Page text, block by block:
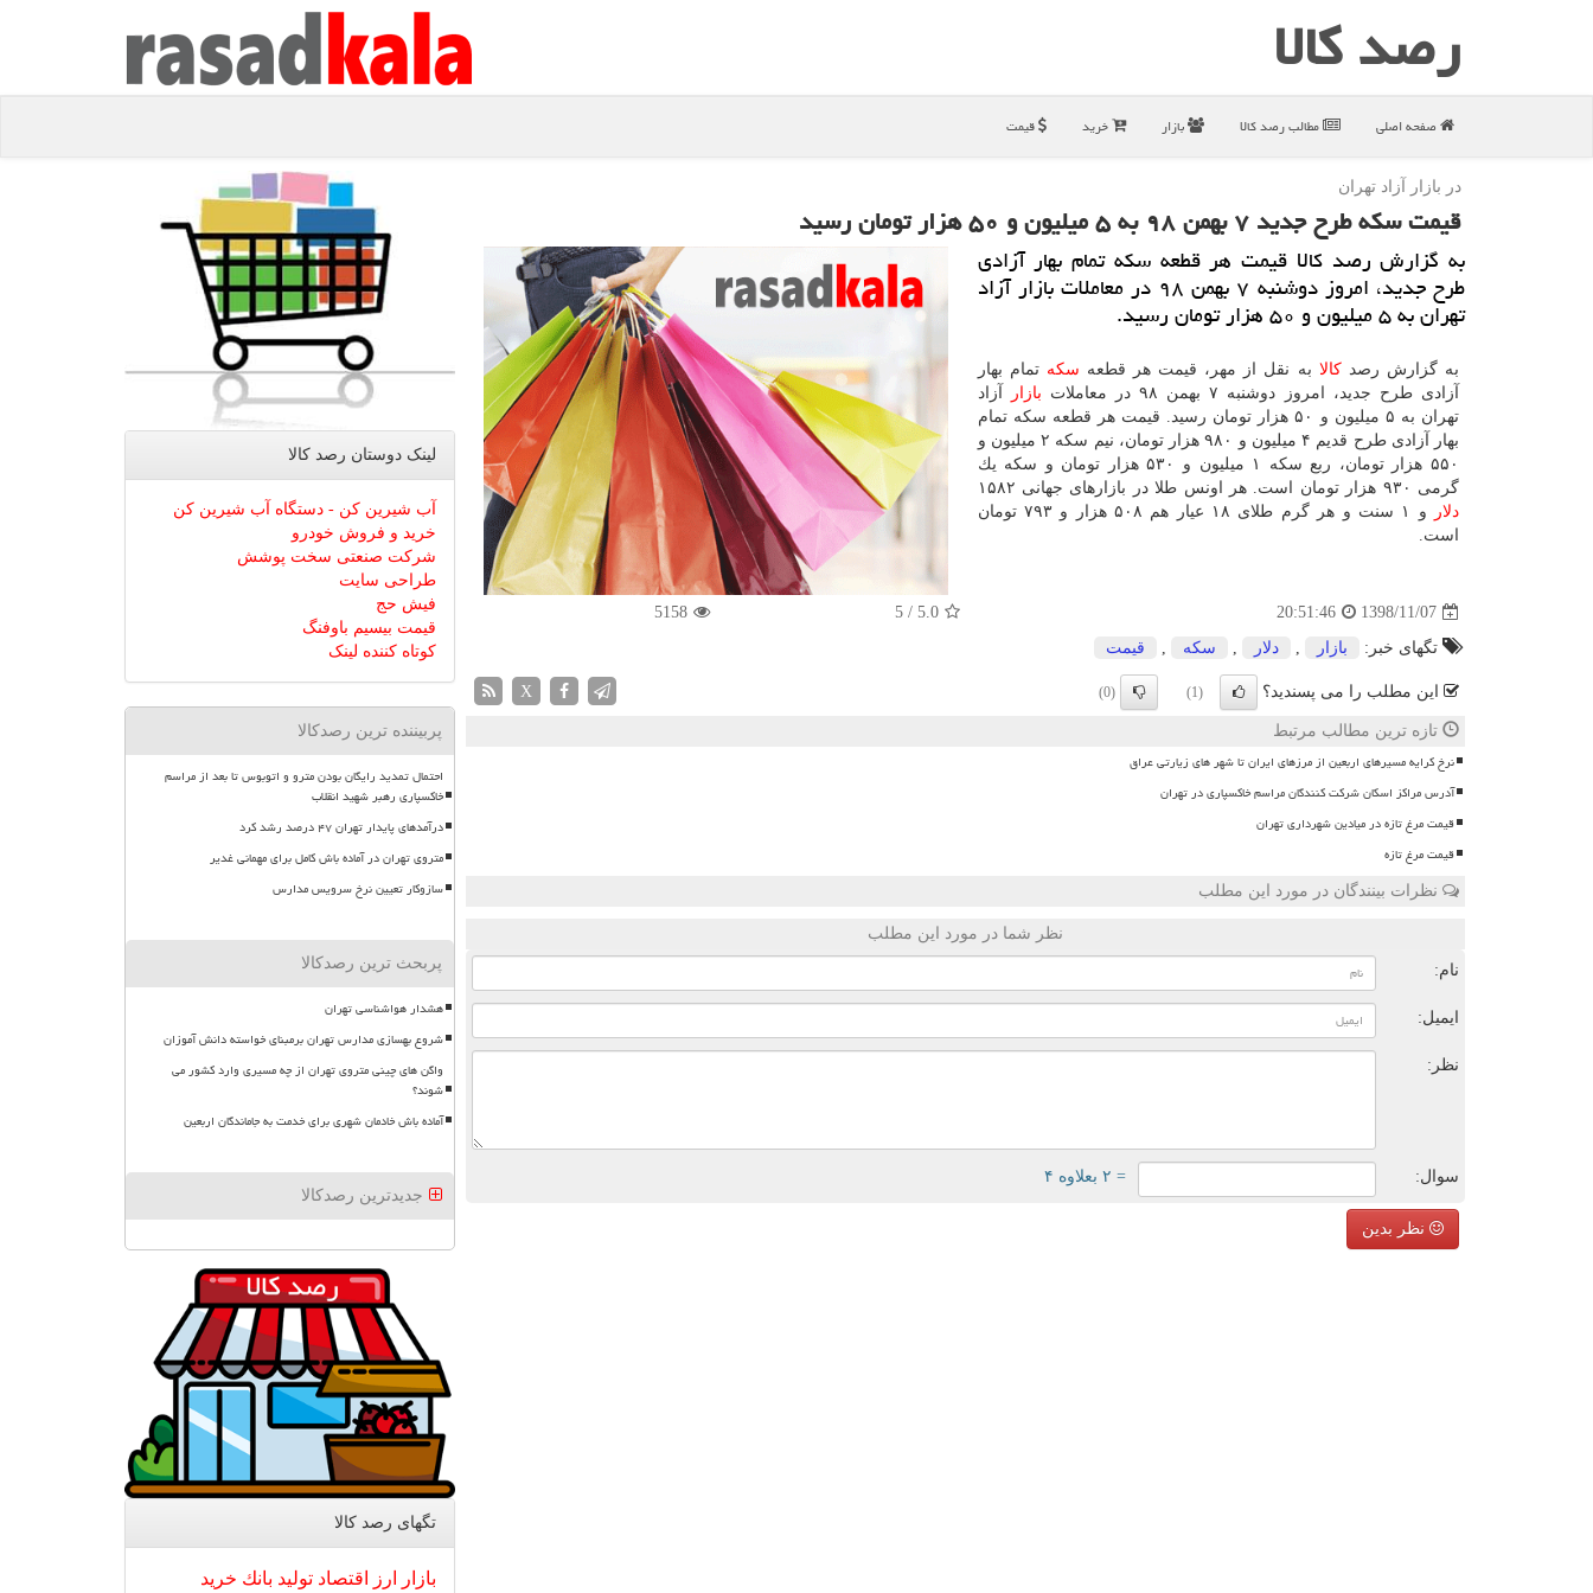
رصد كالا
صفحه اصلی مطالب رصد كالا بازار خرید قیمت
در بازار آزاد تهران
قیمت سكه طرح جدید ۷ بهمن ۹۸ به ۵ میلیون و ۵۰ هزار تومان رسید
به گزارش رصد كالا قیمت هر قطعه سكه تمام بهار آزادی
طرح جدید، امروز دوشنبه ۷ بهمن ۹۸ در معاملات بازار آزاد
تهران به ۵ میلیون و ۵۰ هزار تومان رسید.
به گزارش رصدكالا به نقل از مهر، قیمت هر قطعه سكه تمام بهار
آزادی طرح جدید، امروز دوشنبه ۷ بهمن ۹۸ در معاملات
بازار
آزاد
تهران به ۵ میلیون و ۵۰ هزار تومان رسید. قیمت هر قطعه سكه تمام
بهار آزادی طرح قدیم ۴ میلیون و ۹۸۰ هزار تومان، نیم سكه ۲ میلیون و
۵۵۰ هزار تومان، ربع سكه ۱ میلیون و ۵۳۰ هزار تومان و سكه یك
گرمی ۹۳۰ هزار تومان است. هر اونس طلا در بازارهای جهانی ۱۵۸۲
دلار
و ۱ سنت و هر گرم طلای ۱۸ عیار هم ۵۰۸ هزار و ۷۹۳ تومان
است.
1398/11/07
20:51:46
5.0
/
5
5158
تگهای خبر: بازار , دلار , سكه , قیمت
این مطلب را می پسندید؟ (1)
(0)
X
تازه ترین مطالب مرتبط
نرخ کرایه مسیرهای اربعین از مرزهای ایران تا شهر های زیارتی عراق
آدرس مراکز اسکان شرکت کنندگان مراسم خاکسپاری در تهران
قیمت مرغ تازه در میادین شهرداری تهران
قیمت مرغ تازه
نظرات بینندگان در مورد این مطلب
نظر شما در مورد این مطلب
نام:
ایمیل:
نظر:
سوال: = ۲ بعلاوه ۴
نظر بدین
لینک دوستان رصد كالا
آب شیرین کن - دستگاه آب شیرین کن
خرید و فروش خودرو
شرکت صنعتی سخت پوشش
طراحی سایت
فیش حج
قیمت بیسیم باوفنگ
کوتاه کننده لینک
پربیننده ترین رصدکالا
احتمال تمدید رایگان بودن مترو و اتوبوس تا بعد از مراسم
خاکسپاری رهبر شهید انقلاب
درآمدهای پایدار تهران ۴۷ درصد رشد کرد
متروی تهران در آماده باش کامل برای مهمانی غدیر
سازوکار تعیین نرخ سرویس مدارس
پربحث ترین رصدکالا
هشدار هواشناسی تهران
شروع بهسازی مدارس تهران برمبنای خواسته دانش آموزان
واگن های چینی متروی تهران از چه مسیری وارد کشور می
شوند؟
آماده باش خادمان شهری برای خدمت به جاماندگان اربعین
جدیدترین رصدکالا
تگهای رصد كالا
بازار ارز اقتصاد تولید بانك خرید